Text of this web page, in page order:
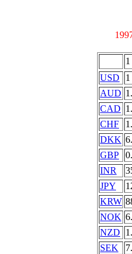
1
USD
1
AUD
CAD
CHF
DKK
GBP
INR
JPY
KRW
NOK
NZD
SEK